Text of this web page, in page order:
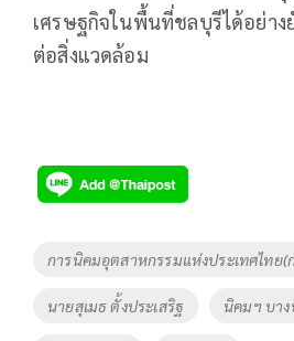
เศรษฐกิจในพื้นที่ชลบุรีได้อย่า
ต่อสิ่งแวดล้อม
Tags
การนิคมอุตสาหกรรมแห่งประเทศไทย(
นายสุเมธ ตั้งประเสริฐ นิคมฯ บาง